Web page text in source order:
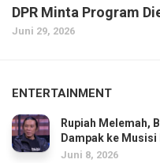
DPR Minta Program
Juni 29, 2026
ENTERTAINMENT
Rupiah Melemah,
Dampak ke
Juni 8, 2026